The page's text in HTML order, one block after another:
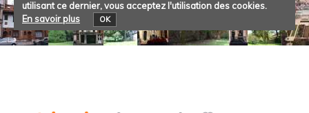
utilisant ce dernier, vous acceptez l'utilisation des cookies.
En savoir plus
OK